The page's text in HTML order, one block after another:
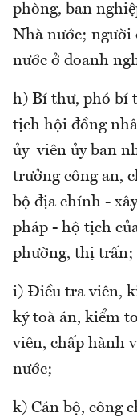
phòng, ban
Nhà nước; người
nước ở doanh
h) Bí thư, phó bí
tịch hội đồng
ủy viên ủy ban
trưởng công an,
bộ địa chính -
pháp - hộ tịch
phường, thị trấn;
i) Điều tra viên,
ký toà án, kiểm
viên, chấp hành
nước;
k) Cán bộ, công